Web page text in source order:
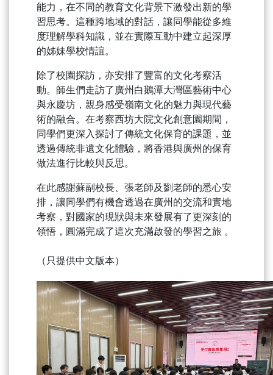
能力，在不同的教育文化背景下激發出新的學
習思考。這種跨地域的對話，讓同學能從多維
度理解學科知識，並在實際互動中建立起深厚
的姊妹學校情誼。
除了校園探訪，亦安排了豐富的文化考察活
動。師生們走訪了廣州白鵝潭大灣區藝術中心
與永慶坊，親身感受嶺南文化的魅力與現代藝
術的融合。在考察西坊大院文化創意園期間，
同學們更深入探討了傳統文化保育的課題，並
透過傳統非遺文化體驗，將香港與廣州的保育
做法進行比較與反思。
在此感謝蘇副校長、張老師及劉老師的悉心安
排，讓同學們有機會透過在廣州的交流和實地
考察，對國家的現狀與未來發展有了更深刻的
領悟，圓滿完成了這次充滿啟發的學習之旅 。
（只提供中文版本）